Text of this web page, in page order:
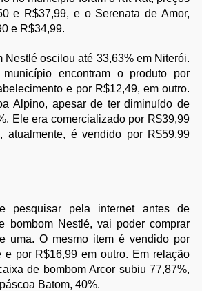
e R$37,99, e o Serenata de Amor,
e R$34,99.
Nestlé oscilou até 33,63% em Niterói.
encontram o produto por
e por R$12,49, em outro.
Alpino, apesar de ter diminuído de
Ele era comercializado por R$39,99
atualmente, é vendido por R$59,99
pesquisar pela internet antes de
bombom Nestlé, vai poder comprar
uma. O mesmo item é vendido por
e por R$16,99 em outro. Em relação
de bombom Arcor subiu 77,87%,
Batom, 40%.